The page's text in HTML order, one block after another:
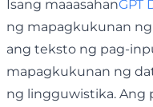
Isang maaasahanGPT
ng mapagkukunan
ang teksto ng pag-
mapagkukunan ng
ng lingguwistika. Ang